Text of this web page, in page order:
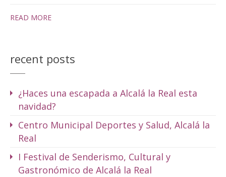
READ MORE
recent posts
¿Haces una escapada a Alcalá la Real esta
navidad?
Centro Municipal Deportes y Salud, Alcalá la
Real
I Festival de Senderismo, Cultural y
Gastronómico de Alcalá la Real